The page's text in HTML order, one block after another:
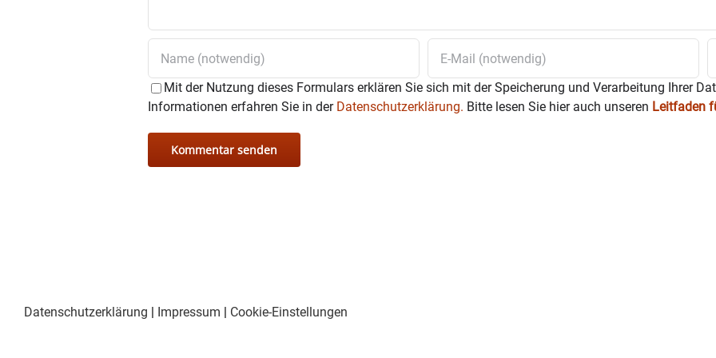
Da taucht Giacomo, ein ominöser Fremder in Schwarz, auf, der das Leben von Hans und so
durcheinander wirbeln wird. Und Ruckzuck wird ein bisschen an der Uhr gedreht …
Martha Bauer, Hubert Bittner und Marianne Eisgruber.
Mit der Nutzung dieses Formulars erklären Sie sich mit der Speicherung und Verarbeitung Ihrer
Informationen erfahren Sie in der Datenschutzerklärung. Bitte lesen Sie hier auch unseren Leitfaden
Datenschutzerklärung | Impressum | Cookie-Einstellungen